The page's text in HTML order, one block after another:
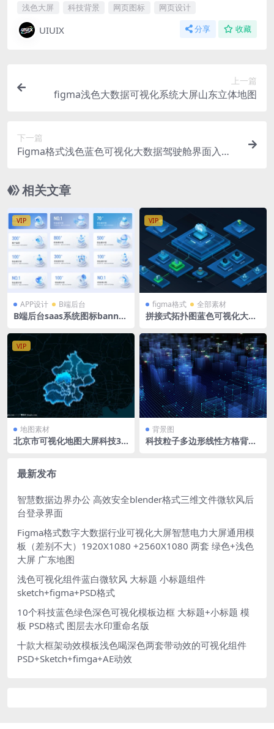
浅色大屏
科技背景 网页图标 网页设计
UIUIX 分享 收藏
上一篇
figma浅色大数据可视化系统大屏山东立体地图
下一篇
Figma格式浅色蓝色可视化大数据驾驶舱界面入口3
相关文章
VIP
APP设计 B端后台
B端后台saas系统图标banner
VIP
figma格式 全部素材
拼接式拓扑图蓝色可视化大屏
式
VIP
地图素材
北京市可视化地图大屏科技3D
背景图
科技粒子多边形线性方格背景
最新发布
智慧数据边界办公 高效安全blender格式三维文件微软风后
台登录界面
Figma格式数字大数据行业可视化大屏智慧电力大屏通用模
板（差别不大）1920X1080 +2560X1080 两套 绿色+浅色
大屏 广东地图
浅色可视化组件蓝白微软风 大标题 小标题组件
sketch+figma+PSD格式
10个科技蓝色绿色深色可视化模板边框 大标题+小标题 模
板 PSD格式 图层去水印重命名版
十款大框架动效模板浅色喝深色两套带动效的可视化组件
PSD+Sketch+fimga+AE动效